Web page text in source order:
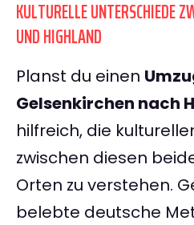
KULTURELLE UNTERSCHIEDE
UND HIGHLAND
Planst du einen
Gelsenkirchen nach
hilfreich, die
zwischen diesen
Orten zu verstehen.
belebte deutsche